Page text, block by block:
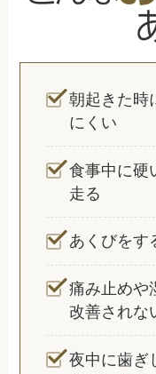
朝起きた時
にくい
食事中に硬
走る
あくびをす
痛み止めや
改善されな
夜中に歯ぎ